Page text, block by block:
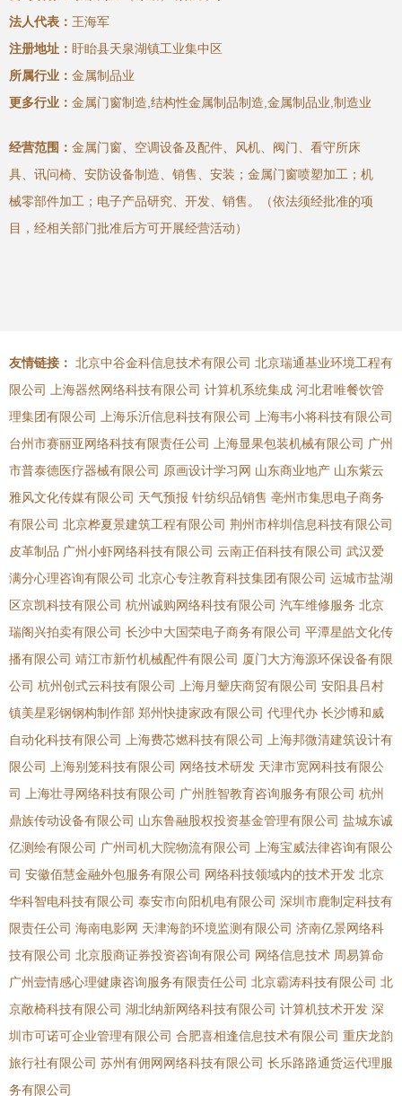
法人代表： 王海军
注册地址： 盱眙县天泉湖镇工业集中区
所属行业： 金属制品业
更多行业： 金属门窗制造,结构性金属制品制造,金属制品业,制造业
经营范围： 金属门窗、空调设备及配件、风机、阀门、看守所床
具、讯问椅、安防设备制造、销售、安装；金属门窗喷塑加工；机
械零部件加工；电子产品研究、开发、销售。（依法须经批准的项
目，经相关部门批准后方可开展经营活动）
友情链接： 北京中谷金科信息技术有限公司 北京瑞通基业环境工程有
限公司
上海器然网络科技有限公司 计算机系统集成 河北君唯餐饮管
理集团有限公司
上海乐沂信息科技有限公司
上海韦小将科技有限公司
台州市赛丽亚网络科技有限责任公司
上海显果包装机械有限公司 广州
市普泰德医疗器械有限公司 原画设计学习网 山东商业地产 山东紫云
雅风文化传媒有限公司 天气预报 针纺织品销售 亳州市集思电子商务
有限公司 北京桦夏景建筑工程有限公司 荆州市梓圳信息科技有限公司
皮革制品 广州小虾网络科技有限公司 云南正佰科技有限公司 武汉爱
满分心理咨询有限公司 北京心专注教育科技集团有限公司 运城市盐湖
区京凯科技有限公司 杭州诚购网络科技有限公司 汽车维修服务 北京
瑞阁兴拍卖有限公司 长沙中大国荣电子商务有限公司 平潭星皓文化传
播有限公司 靖江市新竹机械配件有限公司 厦门大方海源环保设备有限
公司 杭州创式云科技有限公司 上海月颦庆商贸有限公司 安阳县吕村
镇美星彩钢钢构制作部 郑州快捷家政有限公司 代理代办 长沙博和威
自动化科技有限公司
上海费芯燃科技有限公司
上海邦微清建筑设计有
限公司
上海别笼科技有限公司 网络技术研发 天津市宽网科技有限公
司
上海壮寻网络科技有限公司 广州胜智教育咨询服务有限公司 杭州
鼎族传动设备有限公司 山东鲁融股权投资基金管理有限公司 盐城东诚
亿测绘有限公司 广州司机大院物流有限公司
上海宝威法律咨询有限公
司 安徽佰慧金融外包服务有限公司 网络科技领域内的技术开发 北京
华科智电科技有限公司 泰安市向阳机电有限公司 深圳市鹿制定科技有
限责任公司 海南电影网 天津海韵环境监测有限公司 济南亿景网络科
技有限公司 北京股商证券投资咨询有限公司 网络信息技术 周易算命
广州壹情感心理健康咨询服务有限责任公司 北京霸涛科技有限公司 北
京敞椅科技有限公司 湖北纳新网络科技有限公司 计算机技术开发 深
圳市可诺可企业管理有限公司 合肥喜相逢信息技术有限公司 重庆龙韵
旅行社有限公司 苏州有佣网网络科技有限公司 长乐路路通货运代理服
务有限公司